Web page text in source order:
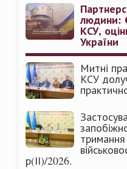
людини:
КСУ,
України
Митні
КСУ
р(ІІ)/2026.